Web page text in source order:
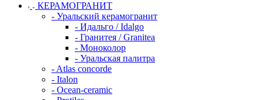
КЕРАМОГРАНИТ
- Уральский керамогранит
- Идальго / Idalgo
- Гранитея / Granitea
- Моноколор
- Уральская палитра
- Atlas concorde
- Italon
- Ocean-ceramic